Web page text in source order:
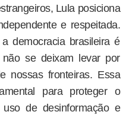
Lula posiciona
e respeitada.
democracia brasileira é
se deixam levar por
nossas fronteiras. Essa
para proteger o
de desinformação e